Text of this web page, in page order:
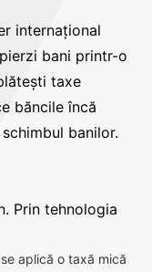
internațional
bani printr-o
taxe
băncile încă
banilor.
Prin tehnologia
aplică o taxă mică